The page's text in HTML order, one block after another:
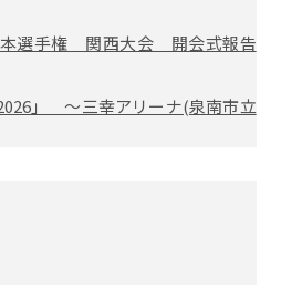
選手権 関西大会 開会式報告
」 ～三幸アリーナ(泉南市立